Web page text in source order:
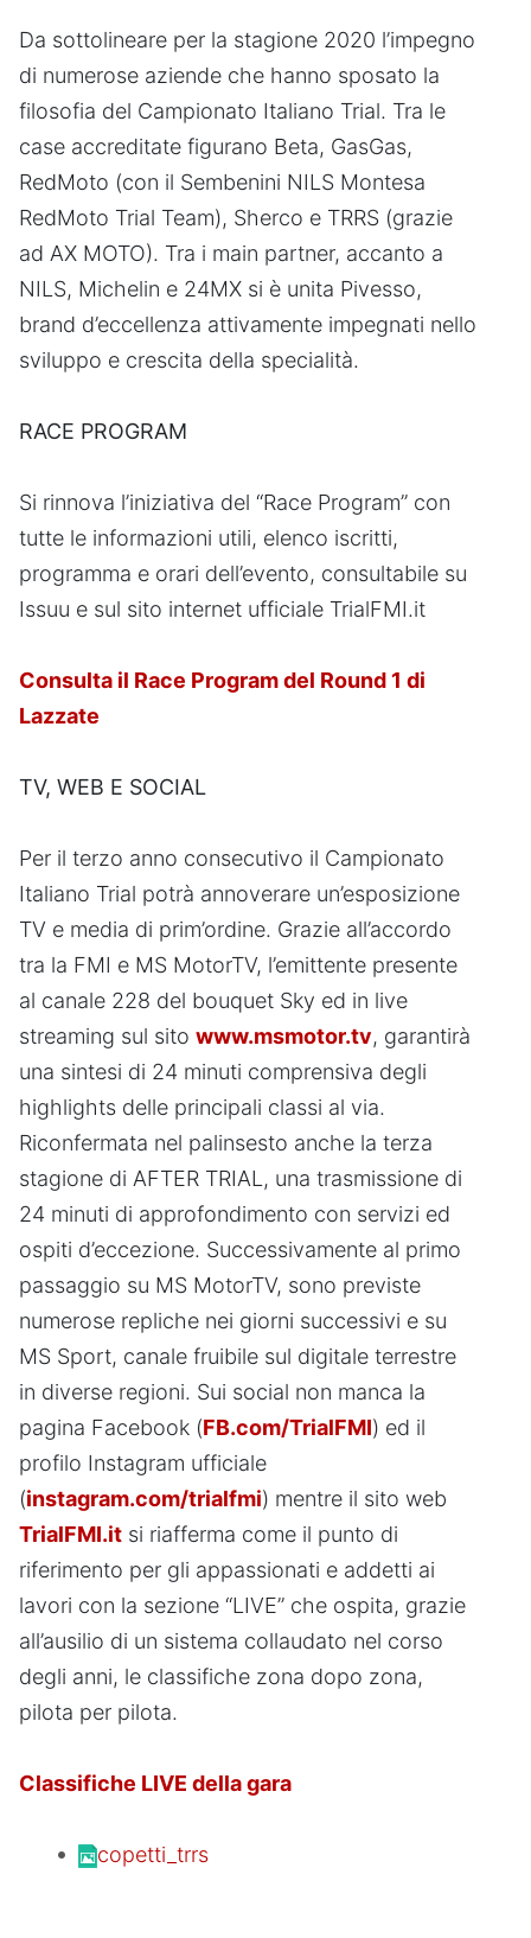
Da sottolineare per la stagione 2020 l’impegno
di numerose aziende che hanno sposato la
filosofia del Campionato Italiano Trial. Tra le
case accreditate figurano Beta, GasGas,
RedMoto (con il Sembenini NILS Montesa
RedMoto Trial Team), Sherco e TRRS (grazie
ad AX MOTO). Tra i main partner, accanto a
NILS, Michelin e 24MX si è unita Pivesso,
brand d’eccellenza attivamente impegnati nello
sviluppo e crescita della specialità.
RACE PROGRAM
Si rinnova l’iniziativa del “Race Program” con
tutte le informazioni utili, elenco iscritti,
programma e orari dell’evento, consultabile su
Issuu e sul sito internet ufficiale TrialFMI.it
Consulta il Race Program del Round 1 di
Lazzate
TV, WEB E SOCIAL
Per il terzo anno consecutivo il Campionato
Italiano Trial potrà annoverare un’esposizione
TV e media di prim’ordine. Grazie all’accordo
tra la FMI e MS MotorTV, l’emittente presente
al canale 228 del bouquet Sky ed in live
streaming sul sito www.msmotor.tv, garantirà
una sintesi di 24 minuti comprensiva degli
highlights delle principali classi al via.
Riconfermata nel palinsesto anche la terza
stagione di AFTER TRIAL, una trasmissione di
24 minuti di approfondimento con servizi ed
ospiti d’eccezione. Successivamente al primo
passaggio su MS MotorTV, sono previste
numerose repliche nei giorni successivi e su
MS Sport, canale fruibile sul digitale terrestre
in diverse regioni. Sui social non manca la
pagina Facebook (FB.com/TrialFMI) ed il
profilo Instagram ufficiale
(instagram.com/trialfmi) mentre il sito web
TrialFMI.it si riafferma come il punto di
riferimento per gli appassionati e addetti ai
lavori con la sezione “LIVE” che ospita, grazie
all’ausilio di un sistema collaudato nel corso
degli anni, le classifiche zona dopo zona,
pilota per pilota.
Classifiche LIVE della gara
copetti_trrs